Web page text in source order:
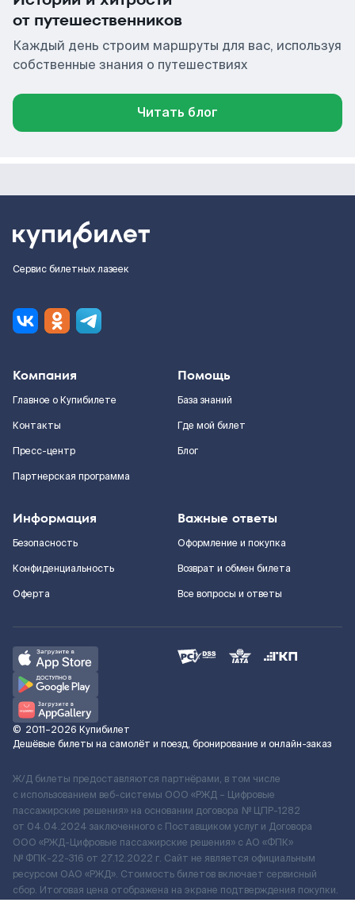
от путешественников
Каждый день строим маршруты для вас, используя
собственные знания о путешествиях
Читать блог
Сервис билетных лазеек
Компания
Главное о Купибилете
Контакты
Пресс-центр
Партнерская программа
Помощь
База знаний
Где мой билет
Блог
Информация
Безопасность
Конфиденциальность
Оферта
Важные ответы
Оформление и покупка
Возврат и обмен билета
Все вопросы и ответы
© 2011–2026 Купибилет
Дешёвые билеты на самолёт и поезд, бронирование и онлайн-заказ
Ж/Д билеты предоставляются партнёрами, в том числе
с использованием веб-системы ООО «РЖД – Цифровые
пассажирские решения» на основании договора № ЦПР-1282
от 04.04.2024 заключенного с Поставщиком услуг и Договора
ООО «РЖД-Цифровые пассажирские решения» c АО «ФПК»
№ ФПК-22-316 от 27.12.2022 г. Сайт не является официальным
ресурсом ОАО «РЖД». Стоимость билетов включает сервисный
сбор. Итоговая цена отображена на экране подтверждения покупки.